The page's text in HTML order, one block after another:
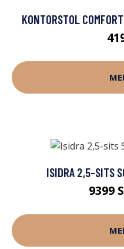
KONTORSTOL
ISIDRA 2,5-SITS
9399